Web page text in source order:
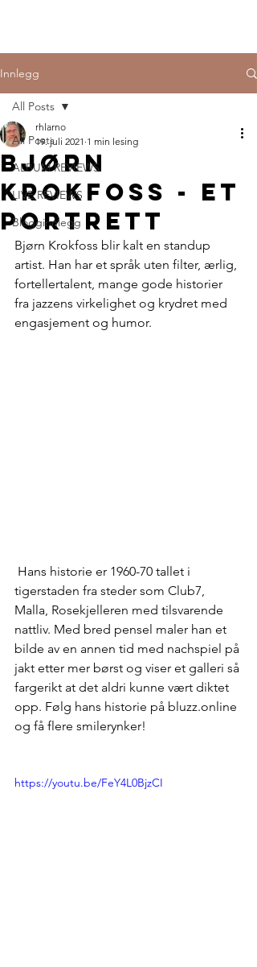
Innlegg
All Posts
ALBUM REVIEWS
LIVE REVIEWS
Blogginnlegg
All Posts
Bjørn
Krokfoss - et
portrett
rhlarno
19. juli 2021 1 min lesing
Bjørn Krokfoss blir kalt en standup
artist. Han har et språk uten filter, ærlig,
fortellertalent, mange gode historier
fra jazzens virkelighet og krydret med
engasjement og humor.
tigerstaden fra steder som Club7,
Malla, Rosekjelleren med tilsvarende
nattliv. Med bred pensel maler han et
bilde av en annen tid med nachspiel på
jakt etter mer børst og viser et galleri så
fargerikt at det aldri kunne vært diktet
opp. Følg hans historie på bluzz.online
og få flere smilerynker!
https://youtu.be/FeY4L0BjzCI